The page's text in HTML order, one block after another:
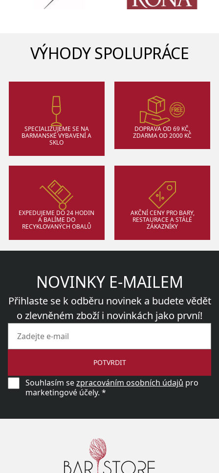
VÝHODY SPOLUPRÁCE
SPECIALIZUJEME SE NA
BARMANSKÉ VYBAVENÍ A
SKLO
DOPRAVA OD 69 KČ,
ZDARMA OD 2000 KČ
EXPEDUJEME DO 24 HODIN
A BALÍME DO
RECYKLOVANÝCH OBALŮ
AKČNÍ CENY PRO BARY,
RESTAURACE A STÁLÉ
ZÁKAZNÍKY
NOVINKY E-MAILEM
Přihlaste se k odběru novinek a budete vědět
o zlevněném zboží i novinkách jako první!
POTVRDIT
Souhlasím sezpracováním osobních údajů pro
marketingové účely. *